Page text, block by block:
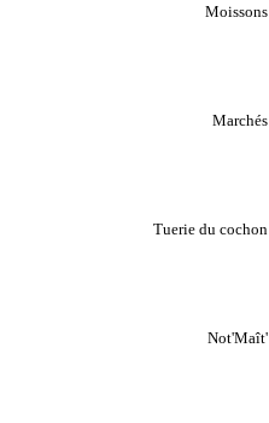
Moissons
Marchés
Tuerie du cochon
Not'Maît'